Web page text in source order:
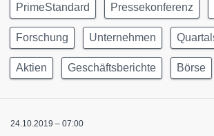
PrimeStandard Pressekonferenz
Forschung Unternehmen
Aktien Geschäftsberichte Börse
24.10.2019 – 07:00